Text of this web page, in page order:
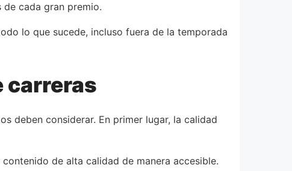
cada gran premio.
lo que sucede, incluso fuera de la temporada
carreras
deben considerar. En primer lugar, la calidad
de alta calidad de manera accesible.